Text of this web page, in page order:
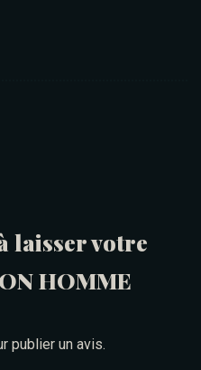
laisser votre
HOMME
publier un avis.